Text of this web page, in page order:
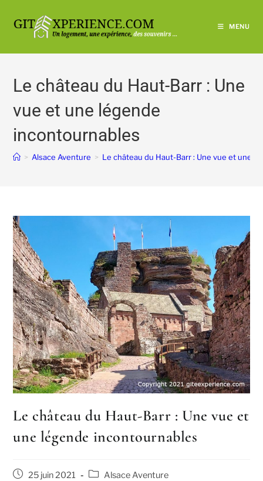
MENU
Le château du Haut-Barr : Une
vue et une légende
incontournables
> Alsace Aventure > Le château du Haut-Barr : Une vue et une
Le château du Haut-Barr : Une vue et
une légende incontournables
25 juin 2021 Alsace Aventure